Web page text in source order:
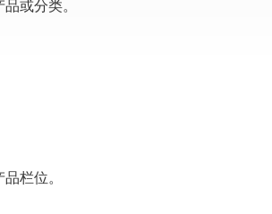
或分类。
栏位。